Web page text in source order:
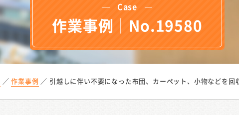
Case
作業事例｜No.19580
作業事例 引越しに伴い不要になった布団、カーペット、小物などを回